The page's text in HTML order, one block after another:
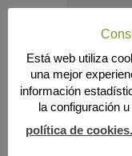
9:00 pm
10:00 pm
Está web utiliza
una mejor
información
la configuración
política de cookies.